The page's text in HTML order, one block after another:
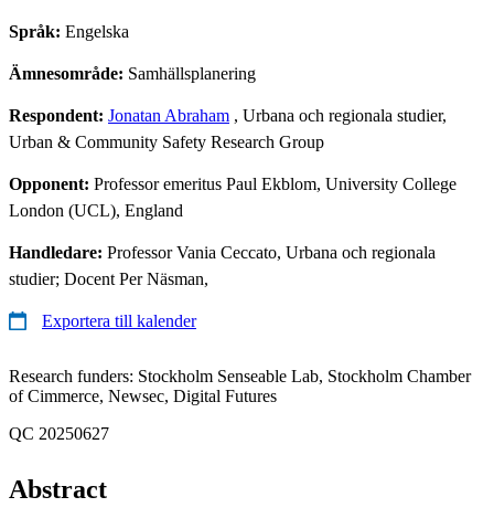
Språk: Engelska
Ämnesområde: Samhällsplanering
Respondent: Jonatan Abraham , Urbana och regionala studier,
Urban & Community Safety Research Group
Opponent: Professor emeritus Paul Ekblom, University College
London (UCL), England
Handledare: Professor Vania Ceccato, Urbana och regionala
studier; Docent Per Näsman,
Exportera till kalender
Research funders: Stockholm Senseable Lab, Stockholm Chamber
of Cimmerce, Newsec, Digital Futures
QC 20250627
Abstract